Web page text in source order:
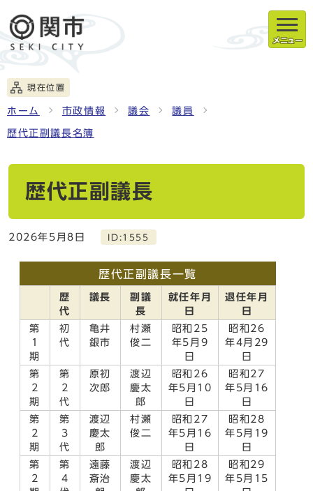
メニュー
現在位置
ホーム 市政情報 議会 議員
歴代正副議長名簿
歴代正副議長
2026年5月8日 ID:1555
歴代正副議長一覧
歴
代
議長
副議
長
就任年月
日
退任年月
日
第
1
期
初
代
亀井
銀市
村瀬
俊二
昭和25
年5月9
日
昭和26
年4月29
日
第
2
期
第
2
代
原初
次郎
渡辺
慶太
郎
昭和26
年5月10
日
昭和27
年5月16
日
第
2
期
第
3
代
渡辺
慶太
郎
村瀬
俊二
昭和27
年5月16
日
昭和28
年5月19
日
第
2
第
4
遠藤
斎治
渡辺
慶太
昭和28
年5月19
昭和29
年5月15